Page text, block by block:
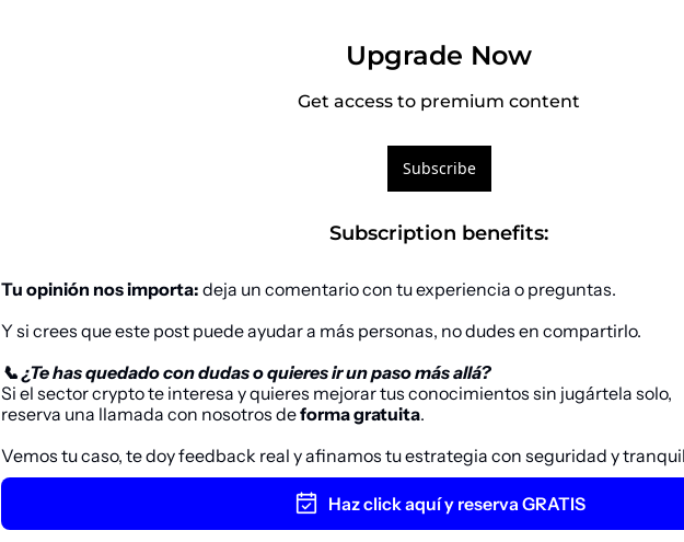
Upgrade Now
Get access to premium content
Subscribe
Subscription benefits:
Tu opinión nos importa: deja un comentario con tu experiencia o preguntas.
Y si crees que este post puede ayudar a más personas, no dudes en compartirlo.
📞 ¿Te has quedado con dudas o quieres ir un paso más allá?
Si el sector crypto te interesa y quieres mejorar tus conocimientos sin jugártela solo,
reserva una llamada con nosotros de forma gratuita.
Vemos tu caso, te doy feedback real y afinamos tu estrategia con seguridad y
Haz click aquí y reserva GRATIS